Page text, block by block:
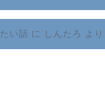
い話 に しんたろ より